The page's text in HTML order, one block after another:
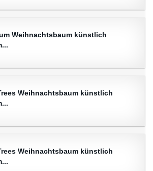
Weihnachtsbaum künstlich
Weihnachtsbaum künstlich
Weihnachtsbaum künstlich